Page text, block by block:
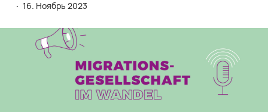
· 16. Ноябрь 2023